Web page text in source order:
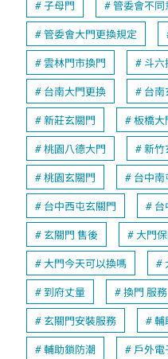
子母門 管委會不同
管委會大門更換規定
雲林門市換門 斗六
台南大門更換 台南
新莊玄關門 板橋大
桃園八德大門 新竹
桃園玄關門 台中南
台中西屯玄關門 台
玄關門 售後 大門
大門今天可以換嗎
到府丈量 換門 服務
玄關門安裝服務 輔
輔助鎖防潮 戶外電